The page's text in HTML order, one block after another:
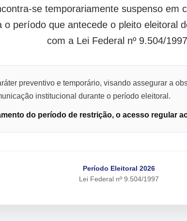
se temporariamente suspenso em
o período que antecede o pleito eleitoral
com a Lei Federal nº 9.504/
preventivo e temporário, visando assegurar a
institucional durante o período eleitoral.
do período de restrição, o acesso regular
Período Eleitoral 2026
Lei Federal nº 9.504/1997